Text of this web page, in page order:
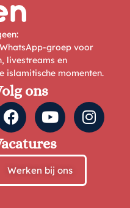
groep voor
livestreams en
islamitische momenten.
ons
Werken bij ons